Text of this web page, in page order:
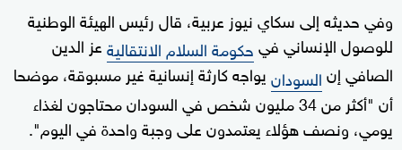
وفي حديثه إلى سكاي نيوز عربية، قال رئيس الهيئة الوطنية
للوصول الإنساني فيحكومة السلام الانتقاليةعز الدين
الصافي إنالسودانيواجه كارثة إنسانية غير مسبوقة، موضحا
أن "أكثر من 34 مليون شخص في السودان محتاجون لغذاء
يومي، ونصف هؤلاء يعتمدون على وجبة واحدة في اليوم".